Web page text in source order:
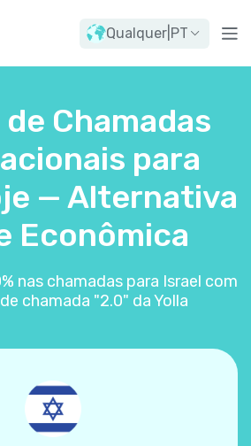
Qualquer PT
Chamadas
para
— Alternativa
Econômica
nas chamadas para Israel com
chamada "2.0" da Yolla